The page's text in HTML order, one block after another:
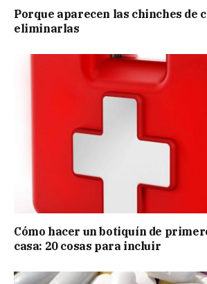
Porque aparecen las chinches de
eliminarlas
Cómo hacer un botiquín de
casa: 20 cosas para incluir